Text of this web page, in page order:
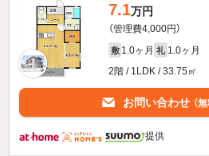
7.1万円
（管理費4,000円）
敷 1.0ヶ月 礼 1.0ヶ月
2階 / 1LDK / 33.75㎡
お問い合わせ （
提供